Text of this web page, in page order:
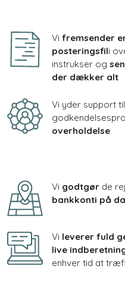
Vi fremsender
posteringsfili
instrukser og
der dækker alt
Vi yder support
overholdelse
Vi godtgørde
bankkonti på
Vi leverer fuld
live
enhver tid at